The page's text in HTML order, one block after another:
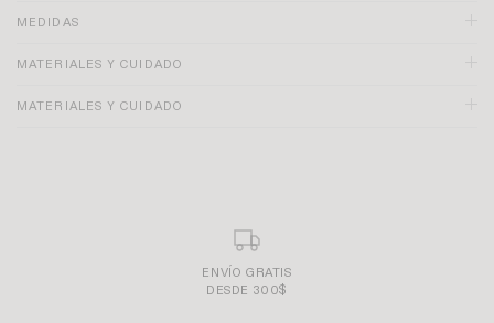
MEDIDAS
MATERIALES Y CUIDADO
MATERIALES Y CUIDADO
PAGO SEGURO Y SENCILLO